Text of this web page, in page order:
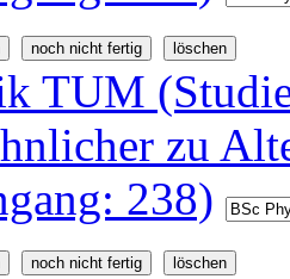
TUM
zu
238)